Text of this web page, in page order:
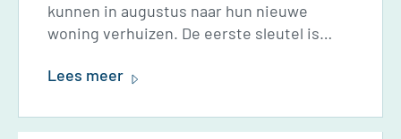
kunnen in augustus naar hun nieuwe
woning verhuizen. De eerste sleutel is
en Merijn, die ook in de torens gaan
studenten actief bij de plannen betrokken
Lees meer